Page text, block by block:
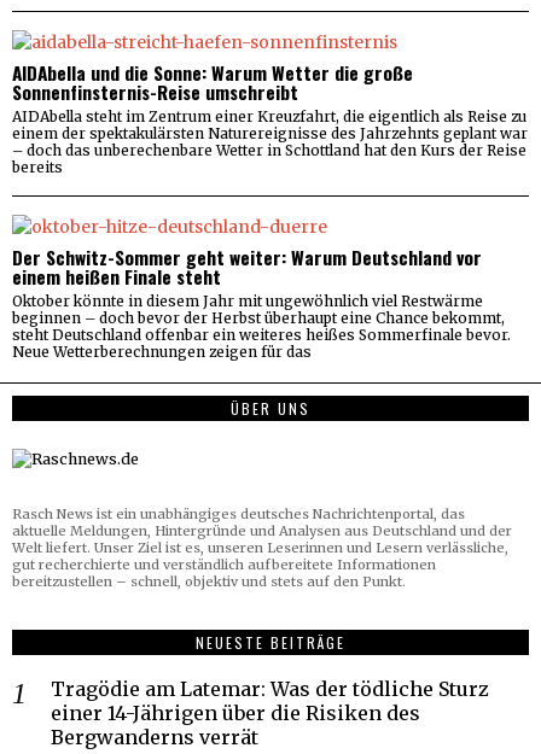
AIDAbella und die Sonne: Warum Wetter die große
Sonnenfinsternis-Reise umschreibt
AIDAbella steht im Zentrum einer Kreuzfahrt, die eigentlich als Reise zu
einem der spektakulärsten Naturereignisse des Jahrzehnts geplant war
– doch das unberechenbare Wetter in Schottland hat den Kurs der Reise
bereits
Der Schwitz-Sommer geht weiter: Warum Deutschland vor
einem heißen Finale steht
Oktober könnte in diesem Jahr mit ungewöhnlich viel Restwärme
beginnen – doch bevor der Herbst überhaupt eine Chance bekommt,
steht Deutschland offenbar ein weiteres heißes Sommerfinale bevor.
Neue Wetterberechnungen zeigen für das
ÜBER UNS
Rasch News ist ein unabhängiges deutsches Nachrichtenportal, das
aktuelle Meldungen, Hintergründe und Analysen aus Deutschland und der
Welt liefert. Unser Ziel ist es, unseren Leserinnen und Lesern verlässliche,
gut recherchierte und verständlich aufbereitete Informationen
bereitzustellen – schnell, objektiv und stets auf den Punkt.
NEUESTE BEITRÄGE
Tragödie am Latemar: Was der tödliche Sturz
einer 14-Jährigen über die Risiken des
Bergwanderns verrät